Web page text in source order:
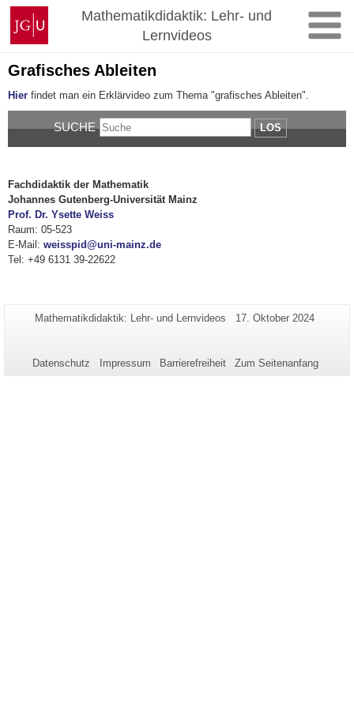
Zum
Inhalt
springen
Johannes
Gutenberg-
Universität
Mainz
Mathematikdidaktik: Lehr- und
Lernvideos
Grafisches Ableiten
Hier findet man ein Erklärvideo zum Thema "grafisches Ableiten".
SUCHE LOS
Fachdidaktik der Mathematik
Johannes Gutenberg-Universität Mainz
Prof. Dr. Ysette Weiss
Raum: 05-523
E-Mail: weisspid@uni-mainz.de
Tel: +49 6131 39-22622
Zusätzliche
dieser
Seiten-
Mathematikdidaktik: Lehr- und Lernvideos
Letzte
17. Oktober 2024
Datenschutz Impressum Barrierefreiheit Zum Seitenanfang